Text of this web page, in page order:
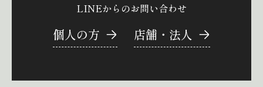
LINEからのお問い合わせ
個人の方 店舗・法人